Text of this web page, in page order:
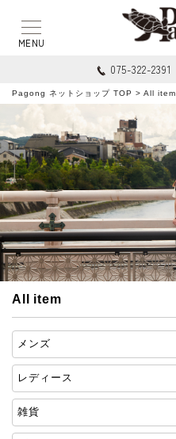
075-322-2391
Pagong ネットショップ TOP > All item
All item
メンズ
レディース
雑貨